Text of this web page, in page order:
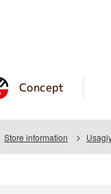
Concept
Store information